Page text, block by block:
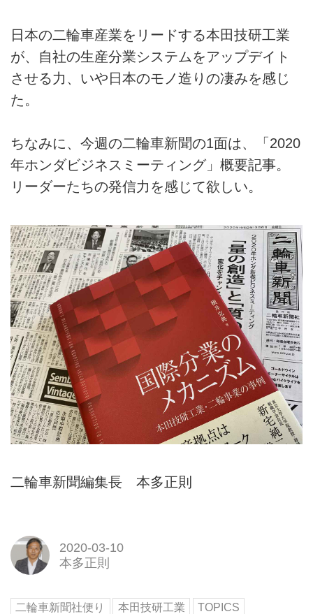
日本の二輪車産業をリードする本田技研工業
が、自社の生産分業システムをアップデイト
させる力、いや日本のモノ造りの凄みを感じ
た。
ちなみに、今週の二輪車新聞の1面は、「2020
年ホンダビジネスミーティング」概要記事。
リーダーたちの発信力を感じて欲しい。
二輪車新聞編集長 本多正則
2020-03-10
本多正則
二輪車新聞社便り 本田技研工業
TOPICS